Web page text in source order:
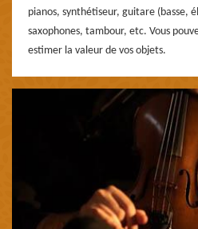
pianos, synthétiseur, guitare (basse,
saxophones, tambour, etc. Vous
estimer la valeur de vos objets.